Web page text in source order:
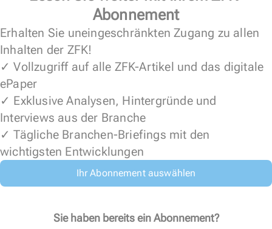
Abonnement
Erhalten Sie uneingeschränkten Zugang zu allen
Inhalten der ZFK!
✓ Vollzugriff auf alle ZFK-Artikel und das digitale
ePaper
✓ Exklusive Analysen, Hintergründe und
Interviews aus der Branche
✓ Tägliche Branchen-Briefings mit den
wichtigsten Entwicklungen
Ihr Abonnement auswählen
Sie haben bereits ein Abonnement?